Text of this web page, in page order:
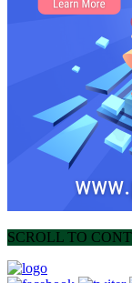
SCROLL TO